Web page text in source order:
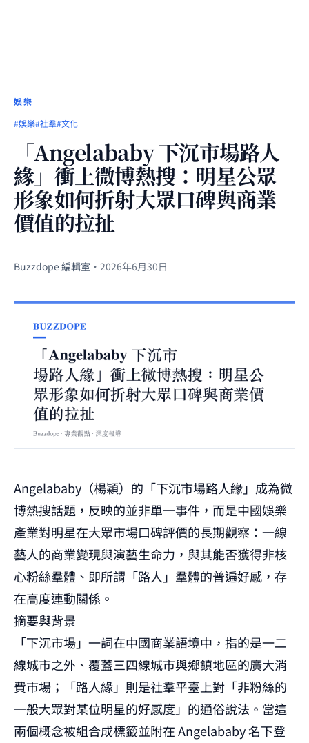
娛樂
#娛樂#社羣#文化
「Angelababy 下沉市場路人
緣」衝上微博熱搜：明星公眾
形象如何折射大眾口碑與商業
價值的拉扯
Buzzdope 編輯室 · 2026年6月30日
Angelababy（楊穎）的「下沉市場路人緣」成為微
博熱搜話題，反映的並非單一事件，而是中國娛樂
產業對明星在大眾市場口碑評價的長期觀察：一線
藝人的商業變現與演藝生命力，與其能否獲得非核
心粉絲羣體、即所謂「路人」羣體的普遍好感，存
在高度連動關係。
摘要與背景
「下沉市場」一詞在中國商業語境中，指的是一二
線城市之外、覆蓋三四線城市與鄉鎮地區的廣大消
費市場；「路人緣」則是社羣平臺上對「非粉絲的
一般大眾對某位明星的好感度」的通俗說法。當這
兩個概念被組合成標籤並附在 Angelababy 名下登